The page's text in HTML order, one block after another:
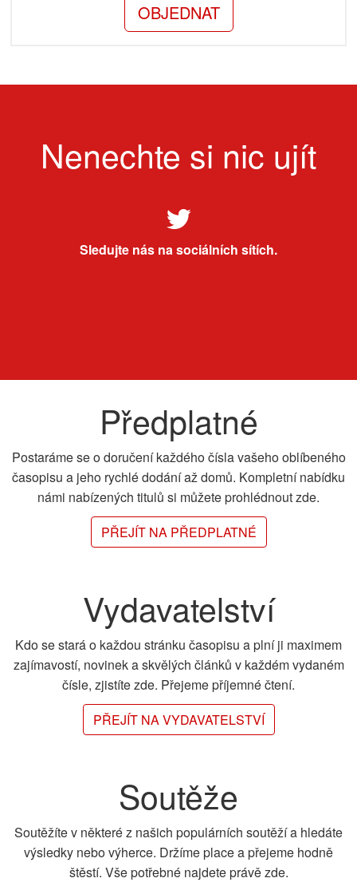
OBJEDNAT
Nenechte si nic ujít
Sledujte nás na sociálních sítích.
Předplatné
Postaráme se o doručení každého čísla vašeho oblíbeného
časopisu a jeho rychlé dodání až domů. Kompletní nabídku
námi nabízených titulů si můžete prohlédnout zde.
PŘEJÍT NA PŘEDPLATNÉ
Vydavatelství
Kdo se stará o každou stránku časopisu a plní ji maximem
zajímavostí, novinek a skvělých článků v každém vydaném
čísle, zjistíte zde. Přejeme příjemné čtení.
PŘEJÍT NA VYDAVATELSTVÍ
Soutěže
Soutěžíte v některé z našich populárních soutěží a hledáte
výsledky nebo výherce. Držíme place a přejeme hodně
štěstí. Vše potřebné najdete právě zde.